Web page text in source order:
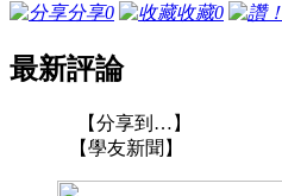
分享0 收藏0
最新評論
【分享到…】
【學友新聞】